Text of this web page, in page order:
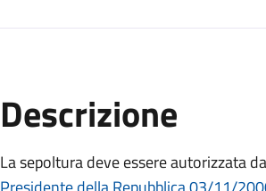
Descrizione
La sepoltura deve essere autorizzata